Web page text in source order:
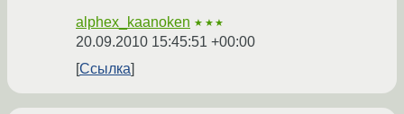
alphex_kaanoken ★★★
20.09.2010 15:45:51 +00:00
Ссылка